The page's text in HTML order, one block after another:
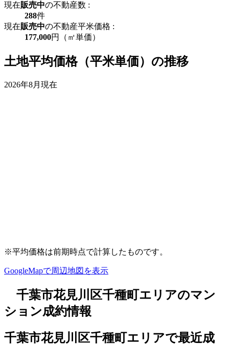
現在販売中の不動産数 :
288件
現在販売中の不動産平米価格 :
177,000円（㎡単価）
土地平均価格（平米単価）の推移
2026年8月現在
※平均価格は前期時点で計算したものです。
GoogleMapで周辺地図を表示
千葉市花見川区千種町エリアのマン
ション成約情報
千葉市花見川区千種町エリアで最近成